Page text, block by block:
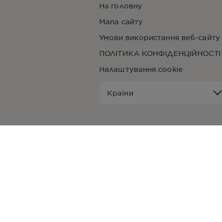
На головну
Мапа сайту
Умови використання веб-сайту
ПОЛІТИКА КОНФІДЕНЦІЙНОСТІ
Налаштування cookie
Країни